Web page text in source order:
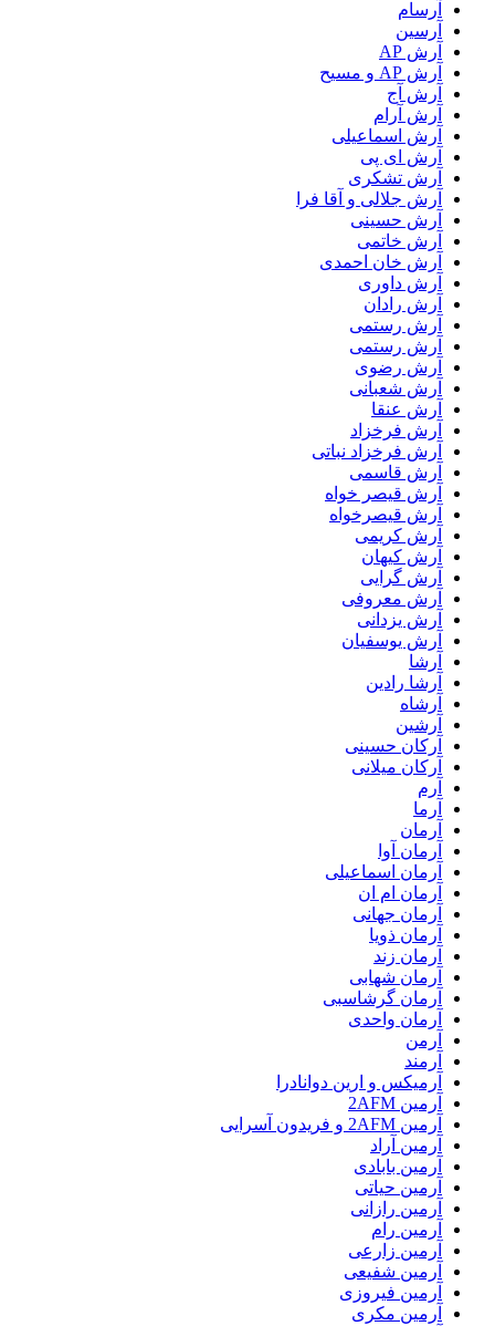
آرسام
آرسین
آرش AP
آرش AP و مسیح
آرش آج
آرش آرام
آرش اسماعیلی
آرش ای پی
آرش تشکری
آرش جلالی و آقا فرا
آرش حسینی
آرش خاتمی
آرش خان احمدی
آرش داوری
آرش رادان
آرش رستمى
آرش رستمی
آرش رضوی
آرش شعبانی
آرش عنقا
آرش فرخزاد
آرش فرخزاد نباتی
آرش قاسمی
آرش قیصر خواه
آرش قیصرخواه
آرش کریمی
آرش کیهان
آرش گرایی
آرش معروفی
آرش یزدانی
آرش یوسفیان
آرشا
آرشا رادین
آرشاه
آرشین
آرکان حسینی
آرکان میلانی
آرم
آرما
آرمان
آرمان آوا
آرمان اسماعیلی
آرمان ام ان
آرمان جهانی
آرمان ذویا
آرمان زند
آرمان شهابی
آرمان گرشاسبی
آرمان واحدی
آرمن
آرمند
آرمیکس و ارین دوانادرا
آرمین 2AFM
آرمین 2AFM و فریدون آسرایی
آرمین آراد
آرمین بابادی
آرمین حیاتی
آرمین رازانی
آرمین رام
آرمین زارعی
آرمین شفیعی
آرمین فیروزی
آرمین مکری